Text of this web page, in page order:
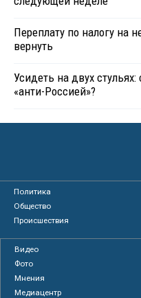
Переплату по налогу на
вернуть
Усидеть на двух
«анти-Россией»?
Политика
Общество
Происшествия
Видео
Фото
Мнения
Медиацентр